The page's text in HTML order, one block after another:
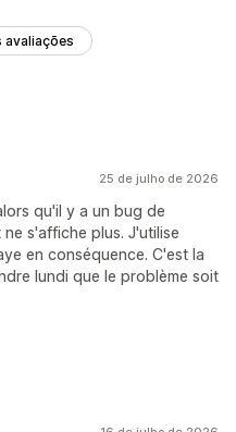
avaliações
25 de julho de 2026
qu'il y a un bug de
s'affiche plus. J'utilise
en conséquence. C'est la
lundi que le problème soit